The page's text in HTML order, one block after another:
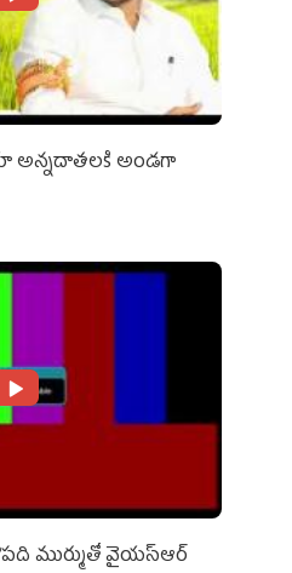
అన్నదాతలకి అండగా
ముర్ముతో వైయ‌స్ఆర్